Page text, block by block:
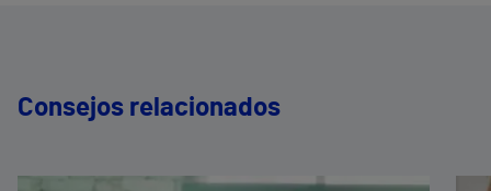
Consejos relacionados